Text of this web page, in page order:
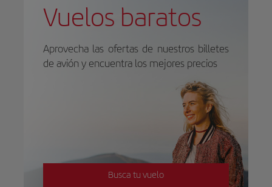
Vuelos baratos
Aprovecha las ofertas de nuestros billetes
de avión y encuentra los mejores precios
Busca tu vuelo